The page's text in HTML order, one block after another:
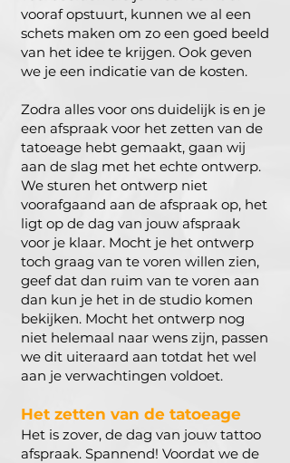
vooraf opstuurt, kunnen we al een
schets maken om zo een goed beeld
van het idee te krijgen. Ook geven
we je een indicatie van de kosten.
Zodra alles voor ons duidelijk is en je
een afspraak voor het zetten van de
tatoeage hebt gemaakt, gaan wij
aan de slag met het echte ontwerp.
We sturen het ontwerp niet
voorafgaand aan de afspraak op, het
ligt op de dag van jouw afspraak
voor je klaar. Mocht je het ontwerp
toch graag van te voren willen zien,
geef dat dan ruim van te voren aan
dan kun je het in de studio komen
bekijken. Mocht het ontwerp nog
niet helemaal naar wens zijn, passen
we dit uiteraard aan totdat het wel
aan je verwachtingen voldoet.
Het zetten van de tatoeage
Het is zover, de dag van jouw tattoo
afspraak. Spannend! Voordat we de